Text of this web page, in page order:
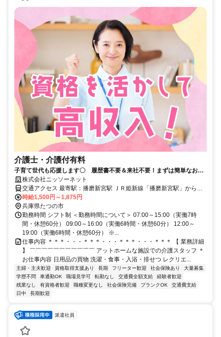
介護士・介護付有料
子育て世代も応援します〇 履歴書不要＆来社不要！まずは簡単なお仕
事から始めましょう！
株式会社ニッソーネット
交通アクセス 最寄駅：播磨新宮駅 ＪＲ姫新線「播磨新宮駅」から徒
歩6分
時給1,500円～1,875円
兵庫県たつの市
勤務時間 シフト制 ＜勤務時間について＞ 07:00～15:00（実働7時
間・休憩60分） 09:00～16:00（実働6時間・休憩60分） 12:00～
19:00（実働6時間・休憩60分） ※...
仕事内容 ＊＊＊・・・＊＊＊・・・＊＊＊・・・＊＊＊ 【 業務詳細
】 ￣￣￣￣￣￣￣￣￣￣￣ アットホームな施設での介護スタッフ ＊
お仕事内容 日用品の買物 洗濯・食事・入浴・排せつ レクリエ...
主婦・主夫歓迎 資格取得支援あり 長期 フリーター歓迎 社会保険あり
大量募集
学歴不問
車通勤OK 職場見学可 転勤なし 交通費全額支給
経験者歓迎
残業なし
有資格者歓迎 職種変更なし 社会保険完備 ブランクOK
交通費支給
日中
長期歓迎
派遣社員